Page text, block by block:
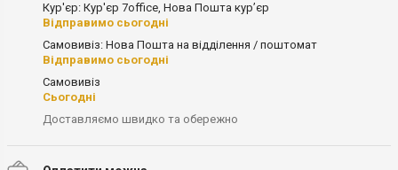
Кур'єр: Кур'єр 7office, Нова Пошта кур’єр
Відправимо сьогодні
Самовивіз: Нова Пошта на відділення / поштомат
Відправимо сьогодні
Самовивіз
Сьогодні
Доставляємо швидко та обережно